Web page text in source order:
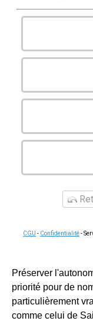
CGU - Confidentialité-
Préserver
priorité pour de
particulièrement
comme celui de